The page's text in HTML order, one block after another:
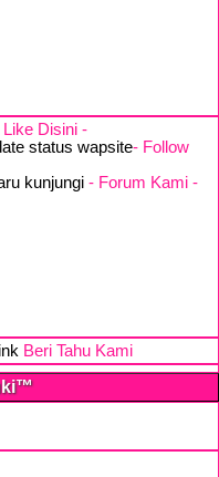
Like Disini -
status wapsite- Follow
kunjungi - Forum Kami -
Beri Tahu Kami